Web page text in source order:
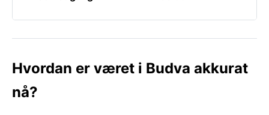
Hvordan er været i Budva akkurat
nå?